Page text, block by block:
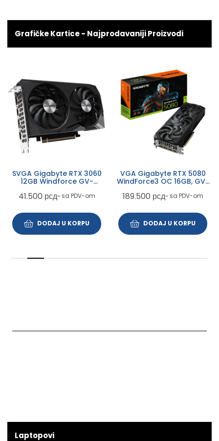
Grafičke Kartice - Najprodavaniji Proizvodi
SVGA Gigabyte RTX 3060
12GB Windforce GV-
41.500 рсд~ sa PDV-om
DODAJ U KORPU
VGA Gigabyte RTX 5080
WindForce3 OC 16GB, GV-
189.500 рсд~ sa PDV-om
DODAJ U KORPU
Laptopovi